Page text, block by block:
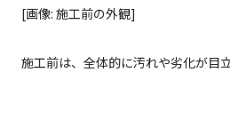
[画像: 施工前の外観]
施工前は、全体的に汚れや劣化が目